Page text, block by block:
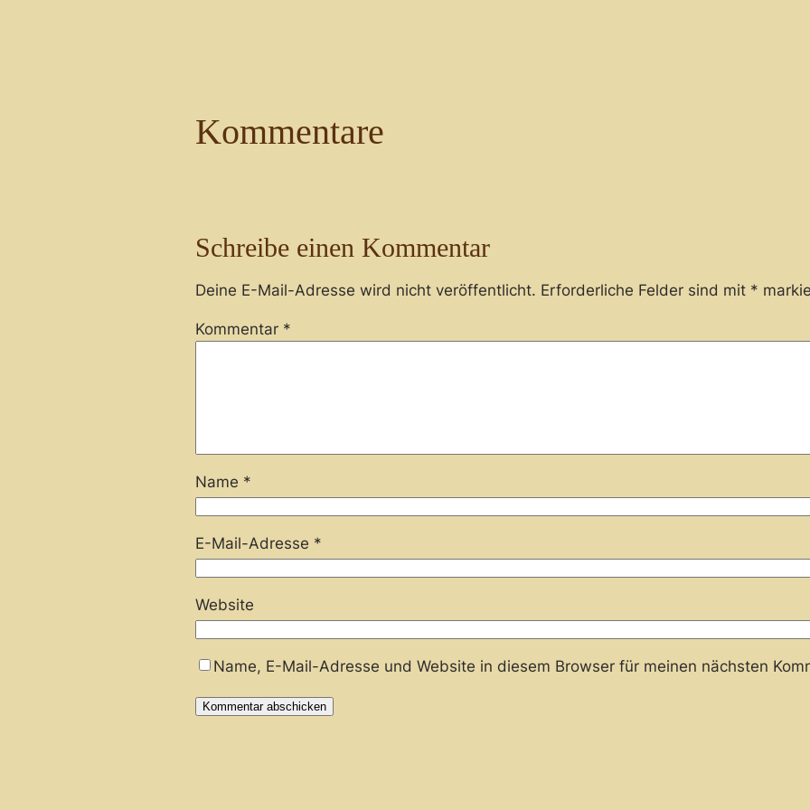
Kommentare
Schreibe einen Kommentar
Deine E-Mail-Adresse wird nicht veröffentlicht. Erforderliche Felder sind mit *
Kommentar *
Name *
E-Mail-Adresse *
Website
Name, E-Mail-Adresse und Website in diesem Browser für meinen nächsten